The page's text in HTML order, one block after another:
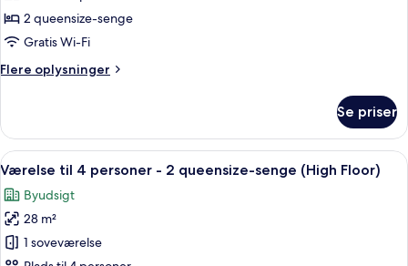
-
2
senge
2 queensize-senge
Gratis Wi-Fi
Flere oplysninger
Flere
-
queensize-
Se priser
Indlæs
alle
billeder
af
Værelse
Et hotelværelse med to senge, en
14
Værelse til 4 personer - 2 queensize-senge (High Floor)
Byudsigt
28 m²
1 soveværelse